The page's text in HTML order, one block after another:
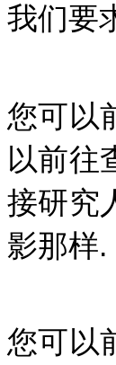
我们要
您可以
以前往
接研究
影那样.
您可以